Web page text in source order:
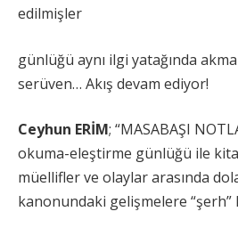
edilmişler
günlüğü aynı ilgi yatağında
serüven… Akış devam ediyor!
Ceyhun ERİM; “MASABAŞI
okuma-eleştirme günlüğü ile
müellifler ve olaylar arasında
kanonundaki gelişmelere “şerh”